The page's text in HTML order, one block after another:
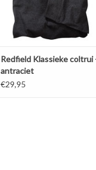
voor behoud pasvorm.
TOEVOEGEN AAN
Redfield Klassieke coltrui
antraciet
€29,95